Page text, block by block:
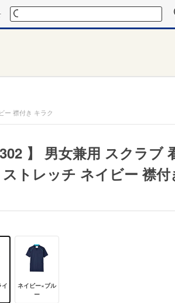
ー 襟付き キラク
】 男女兼用 スクラブ
トレッチ ネイビー 襟付
イ
ネイビー×ブル
ー